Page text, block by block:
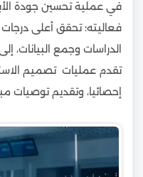
في عملية تحسين جودة
فعاليته؛ تحقق أعلى
الدراسات وجمع البيانات،
تقدم عمليات تصميم
إحصائيا، وتقديم توصيات